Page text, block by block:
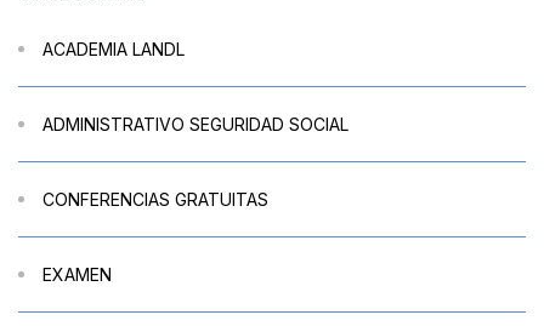
ACADEMIA LANDL
ADMINISTRATIVO SEGURIDAD SOCIAL
CONFERENCIAS GRATUITAS
EXAMEN